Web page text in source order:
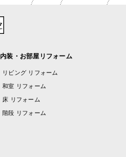
内装・お部屋リフォーム
リビング リフォーム
和室 リフォーム
床 リフォーム
階段 リフォーム